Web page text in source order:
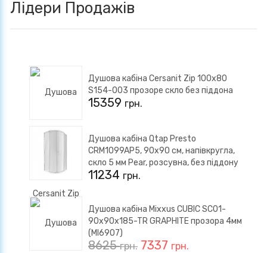
Лідери Продажів
Душова кабіна Cersanit Zip 100x80
S154-003 прозоре скло без піддона
15359 грн.
Душова кабіна Qtap Presto
CRM1099AP5, 90x90 см, напівкругла,
скло 5 мм Pear, розсувна, без піддону
11234 грн.
Душова кабіна Mixxus CUBIC SC01-
90x90x185-TR GRAPHITE прозора 4мм
(MI6907)
8625грн. 7337 грн.